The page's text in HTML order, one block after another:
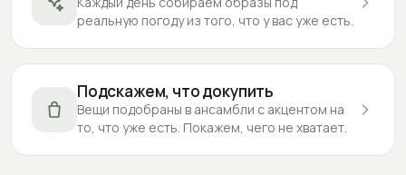
реальную погоду из того, что у вас уже есть.
Подскажем, что докупить
Вещи подобраны в ансамбли с акцентом на
то, что уже есть. Покажем, чего не хватает.